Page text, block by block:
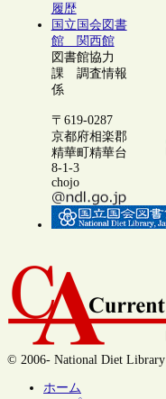
履歴
国立国会図書
館 関西館
図書館協力
課 調査情報
係
〒619-0287
京都府相楽郡
精華町精華台
8-1-3
chojo
© 2006- National Diet Library
ホーム